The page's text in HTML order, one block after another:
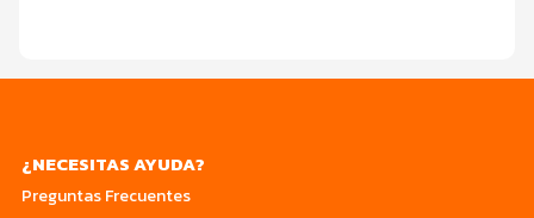
¿NECESITAS AYUDA?
Preguntas Frecuentes